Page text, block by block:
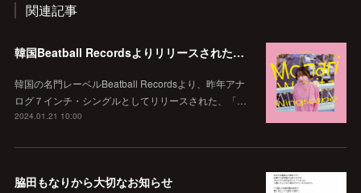
関連記事
韓国Beatball Recordsよりリリースされた「WINGSCAPE」（Korean ver.）VIVID SOUNDで、1/28(日)発売決定！
韓国の名門レーベルBeatball Recordsより、昨年アナ
ログ７インチ・シングルとしてリリースされた、「…
2024.01.21 10:00
脇田もなりから大切なお知らせ